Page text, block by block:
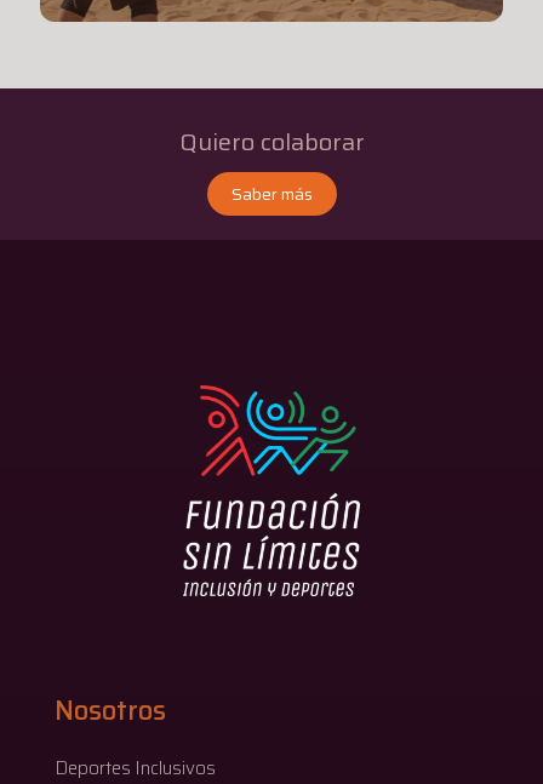
Quiero colaborar
Saber más
Nosotros
Deportes Inclusivos